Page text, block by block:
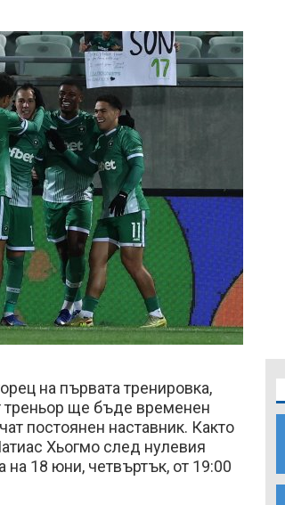
на първата тренировка,
треньор ще бъде временен
постоянен наставник. Както
Хьогмо след нулевия
на 18 юни, четвъртък, от 19:00